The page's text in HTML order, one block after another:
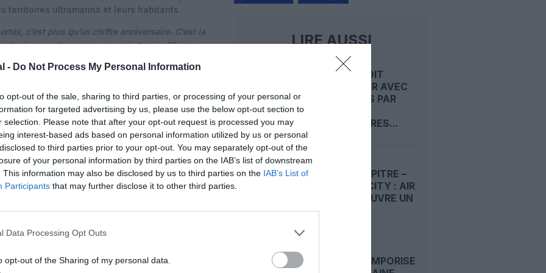
- Do Not Process My Personal Information
opt-out of the sale, sharing to third parties, or processing of your personal or
for targeted advertising by us, please use the below opt-out section to
selection. Please note that after your opt-out request is processed you may
interest-based ads based on personal information utilized by us or personal
to third parties prior to your opt-out. You may separately opt-out of the
of your personal information by third parties on the IAB’s list of downstream
This information may also be disclosed by us to third parties on the IAB’s List of
Participants that may further disclose it to other third parties.
Data Processing Opt Outs
opt-out of the Sharing of my personal data.
territoires ultramarins et leurs habitants.
c’est plus qu’un chiffre anniversaire. C’est la
durée avec des voyageurs qui, depuis 25 ans,
se retrouver et rester connectés à leurs
intervient dans un contexte de recomposition
entre Air France, Corsair, Air Caraïbes et
à la qualité de service, aux tarifs et à la
s’est accompagnée d’une modernisation
progressif sur l’Airbus A350 XWB pour les
a été la première en France à commander puis
la Guyane, avant de l’étendre à d’autres
et Saint-Domingue.
sur des A350-900 et A350-1000 complétés
est assuré par des ATR 72-600 entre
Martin. Ces avions de nouvelle génération, plus
LIRE AUSSI
AIRBUS DOIT
ACCÉLÉRER AVEC
90 AVIONS PAR
NÉCESSAIRES...
POINTE‑À‑PITRE –
PANAMA CITY : AIR
FRANCE OUVRE UN
INDIGO TEMPORISE